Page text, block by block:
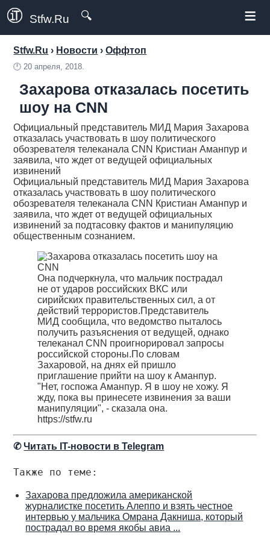
Stfw.Ru 🔍 ≡
Stfw.Ru › Новости ›Оффтоп
🕛20 апреля, 2018.
Захарова отказалась посетить
шоу на CNN
Официальный представитель МИД Мария Захарова
отказалась участвовать в шоу политического
обозревателя телеканала CNN Кристиан Аманпур и
заявила, что ждет от ведущей официальных
извинений
Официальный представитель МИД Мария Захарова
отказалась участвовать в шоу политического
обозревателя телеканала CNN Кристиан Аманпур и
заявила, что ждет от ведущей официальных
извинений за подтасовку фактов и манипуляцию
общественным сознанием.
Она подчеркнула, что мальчик пострадал
не от ударов российских ВКС или
сирийских правительственных сил, а от
действий террористов.Представитель
МИД сообщила, что ведомство пыталось
получить разъяснения от ведущей, однако
телеканал CNN проигнорировал запросы
российской стороны.По словам
Захаровой, на днях ей пришло
приглашение прийти на шоу к Аманпур.
"Нет, госпожа Аманпур. Я в шоу не хожу. Я
жду, пока вы принесете извинения за ваши
манипуляции", - сказала она.
https://stfw.ru
✆Читать IT-новости в Telegram
Также по теме:
Захарова предложила американской
журналистке посетить Алеппо и взять честное
интервью у мальчика Омрана Дакниша, который
пострадал во время якобы авиа ...